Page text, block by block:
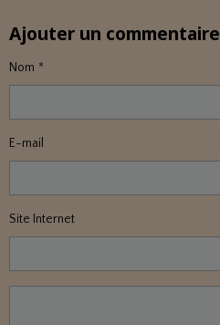
Ajouter un commentaire
Nom
E-mail
Site Internet